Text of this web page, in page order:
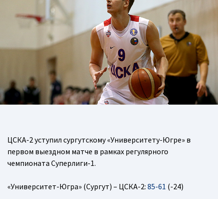
ЦСКА-2 уступил сургутскому «Университету-Югре» в
первом выездном матче в рамках регулярного
чемпионата Суперлиги-1.
«Университет-Югра» (Сургут) – ЦСКА-2: 85-61 (-24)